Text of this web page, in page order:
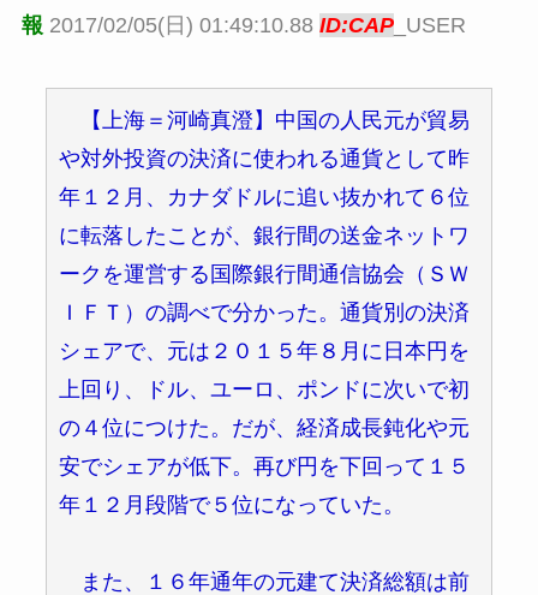
報 2017/02/05(日) 01:49:10.88 ID:CAP_USER
【上海＝河崎真澄】中国の人民元が貿易
や対外投資の決済に使われる通貨として昨
年１２月、カナダドルに追い抜かれて６位
に転落したことが、銀行間の送金ネットワ
ークを運営する国際銀行間通信協会（ＳＷ
ＩＦＴ）の調べで分かった。通貨別の決済
シェアで、元は２０１５年８月に日本円を
上回り、ドル、ユーロ、ポンドに次いで初
の４位につけた。だが、経済成長鈍化や元
安でシェアが低下。再び円を下回って１５
年１２月段階で５位になっていた。
また、１６年通年の元建て決済総額は前